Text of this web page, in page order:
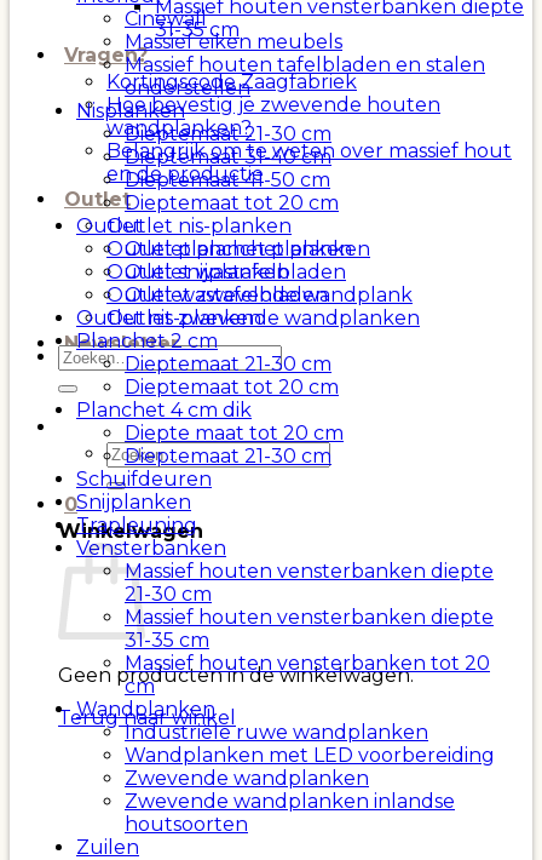
Massief houten vensterbanken diepte
31-35 cm
Vragen?
Kortingscode Zaagfabriek
Hoe bevestig je zwevende houten
wandplanken?
Belangrijk om te weten over massief hout
en de productie
Outlet
Outlet nis-planken
Outlet planchet planken
Outlet snijplanken
Outlet wastafelbladen
Outlet zwevende wandplanken
Newsletter
Zoeken
naar:
Zoeken
naar:
0
Winkelwagen
Geen producten in de winkelwagen.
Terug naar winkel
Cinewall
Massief eiken meubels
Massief houten tafelbladen en stalen
onderstellen
Nisplanken
Dieptemaat 21-30 cm
Dieptemaat 31-40 cm
Dieptemaat 41-50 cm
Dieptemaat tot 20 cm
Outlet
Outlet planchet planken
Outlet wastafelbladen
Outlet zwevende wandplank
Outlet nis-planken
Planchet 2 cm
Dieptemaat 21-30 cm
Dieptemaat tot 20 cm
Planchet 4 cm dik
Diepte maat tot 20 cm
Dieptemaat 21-30 cm
Schuifdeuren
Snijplanken
Trapleuning
Vensterbanken
Massief houten vensterbanken diepte
21-30 cm
Massief houten vensterbanken diepte
31-35 cm
Massief houten vensterbanken tot 20
cm
Wandplanken
Industriële ruwe wandplanken
Wandplanken met LED voorbereiding
Zwevende wandplanken
Zwevende wandplanken inlandse
houtsoorten
Zuilen